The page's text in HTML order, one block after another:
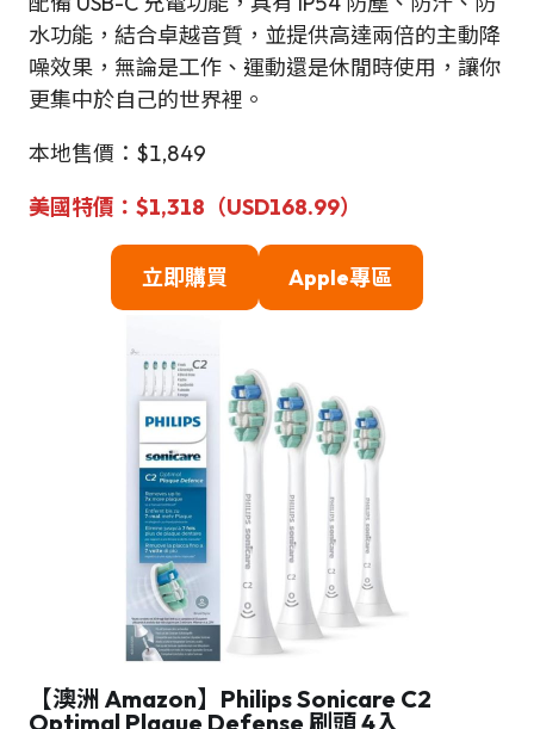
水功能，結合卓越音質，並提供高達兩倍的主動降
噪效果，無論是工作、運動還是休閒時使用，讓你
更集中於自己的世界裡。
本地售價：$1,849
美國特價 ： $1,318（USD168.99）
立即購買 Apple專區
【澳洲 Amazon】 Philips Sonicare C2
Optimal Plaque Defense 刷頭4入